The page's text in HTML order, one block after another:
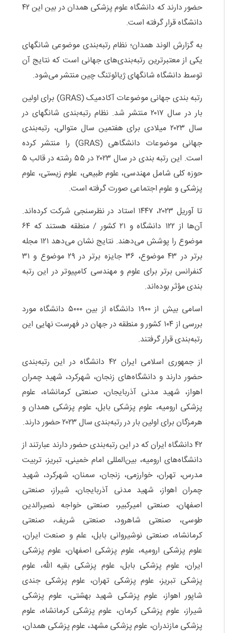
حضور دارند که دانشگاه علوم پزشکی همدان در بین این ۴۲
دانشگاه قرار گرفته است.
به گزارش الوند همدان؛ نظام رتبه‌بندی موضوعی شانگهای
یکی از معتبرترین رتبه‌بندی‌های جهانی است که نتایج آن
توسط دانشگاه شانگهای ژیائوتنگ چین منتشر می‌شود.
رتبه بندی جهانی موضوعات آکادمیک (GRAS) برای اولین
بار در سال ۲۰۱۷ منتشر شد. نظام رتبه‌بندی شانگهای در
سال ۲۰۲۳ میلادی برای هفتمین سال متوالی، رتبه‌بندی
جهانی موضوعات دانشگاهی (GRAS) را منتشر کرده
است. این رتبه بندی در سال ۲۰۲۳ در ۵۵ رشته در قالب ۵
حوزه کلی شامل مهندسی، علوم طبیعی، علوم زیستی، علوم
پزشکی و علوم اجتماعی صورت گرفته است.
تا آوریل ۲۰۲۳، ۱۴۴۷ استاد در نظرسنجی شرکت کرده‌اند.
آن‌ها از ۱۲۲ دانشگاه و ۲۱ کشور / منطقه هستند که ۶۴
موضوع را پوشش می‌دهند. نتایج نشان می‌دهد ۱۲۱ مجله
برتر در ۴۳ موضوع، ۳۶ جایزه برتر در ۲۹ موضوع و ۳۱
کنفرانس برتر برای علوم و مهندسی کامپیوتر در این رتبه
بندی مؤثر بوده‌اند.
اسامی بیش از ۱۹۰۰ دانشگاه از بین ۵۰۰۰ دانشگاه مورد
بررسی از ۱۰۴ کشور و منطقه در جهان در فهرست نهایی این
رتبه‌بندی قرار گرفتند.
از جمهوری اسلامی ایران ۴۲ دانشگاه در این رتبه‌بندی
حضور دارند و دانشگاه‌های زنجان، شهرکرد، شهید چمران
اهواز، شهید مدنی آذربایجان، صنعتی کرمانشاه، علوم
پزشکی ارومیه، علوم پزشکی بابل، علوم پزشکی همدان و
هرمزگان برای اولین بار در رتبه‌بندی سال ۲۰۲۳ حضور دارند.
۴۲ دانشگاه ایران که در این رتبه‌بندی حضور دارند عبارتند از
دانشگاه‌های ارومیه، بین‌المللی امام خمینی، تبریز، تربیت
مدرس، تهران، خوارزمی، زنجان، سمنان، شهرکرد، شهید
چمران اهواز، شهید مدنی آذربایجان، شیراز، صنعتی
اصفهان، صنعتی امیرکبیر، صنعتی خواجه نصیرالدین
طوسی، صنعتی شاهرود، صنعتی شریف، صنعتی
کرمانشاه، صنعتی نوشیروانی بابل، علم و صنعت ایران،
علوم پزشکی ارومیه، علوم پزشکی اصفهان، علوم پزشکی
ایران، علوم پزشکی بابل، علوم پزشکی بقیه الله، علوم
پزشکی تبریز، علوم پزشکی تهران، علوم پزشکی جندی
شاپور اهواز، علوم پزشکی شهید بهشتی، علوم پزشکی
شیراز، علوم پزشکی کرمان، علوم پزشکی کرمانشاه، علوم
پزشکی مازندران، علوم پزشکی مشهد، علوم پزشکی همدان،